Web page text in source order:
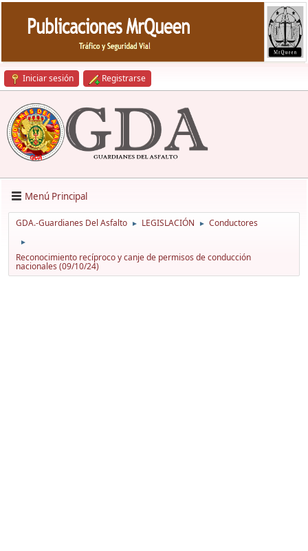
Iniciar sesión Registrarse
Menú Principal
GDA.-Guardianes Del Asfalto ► LEGISLACIÓN ► Conductores
►
Reconocimiento recíproco y canje de permisos de conducción
nacionales (09/10/24)